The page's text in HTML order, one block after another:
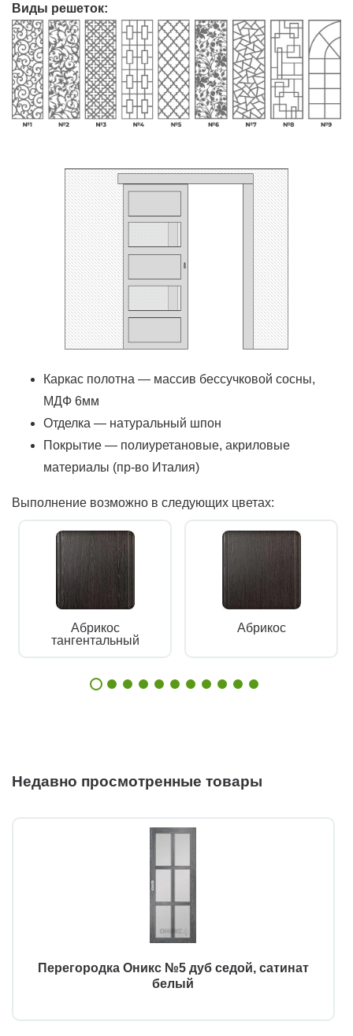
Виды решеток:
Каркас полотна — массив бессучковой сосны,
МДФ 6мм
Отделка — натуральный шпон
Покрытие — полиуретановые, акриловые
материалы (пр-во Италия)
Выполнение возможно в следующих цветах:
Абрикос
тангентальный
Абрикос
Недавно просмотренные товары
Перегородка Оникс №5 дуб седой, сатинат
белый